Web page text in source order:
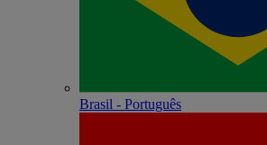
Brasil - Português